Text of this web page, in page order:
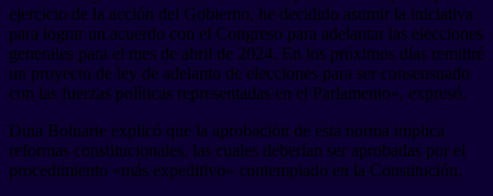
ejercicio de la acción del Gobierno, he decidido asumir la iniciativa
para lograr un acuerdo con el Congreso para adelantar las elecciones
generales para el mes de abril de 2024. En los próximos días remitiré
un proyecto de ley de adelanto de elecciones para ser consensuado
con las fuerzas políticas representadas en el Parlamento», expresó.
Dina Boluarte explicó que la aprobación de esta norma implica
reformas constitucionales, las cuales deberían ser aprobadas por el
procedimiento «más expeditivo» contemplado en la Constitución.